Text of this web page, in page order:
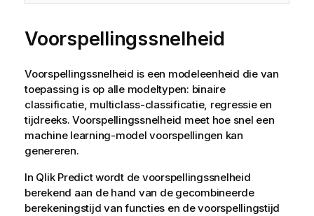
Voorspellingssnelheid
Voorspellingssnelheid is een modeleenheid die van
toepassing is op alle modeltypen: binaire
classificatie, multiclass-classificatie, regressieen
tijdreeks. Voorspellingssnelheid meet hoe snel een
machine learning-model voorspellingen kan
genereren.
In Qlik Predictwordt de voorspellingssnelheid
berekend aan de hand van de gecombineerde
berekeningstijd van functies en de voorspellingstijd